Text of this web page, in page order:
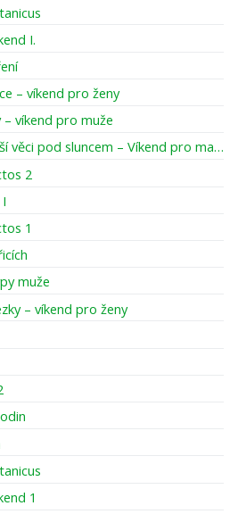
I.
– víkend pro ženy
víkend pro muže
2013-03-16 O nejvzácnější věci pod sluncem – Víkend pro maminky a dcery
2
1
muže
– víkend pro ženy
1